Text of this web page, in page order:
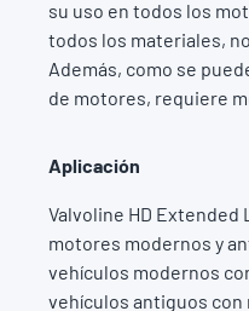
su uso en todos los
todos los materiales,
Además, como se
de motores, requiere
Aplicación
Valvoline HD Extended
motores modernos y
vehículos modernos
vehículos antiguos